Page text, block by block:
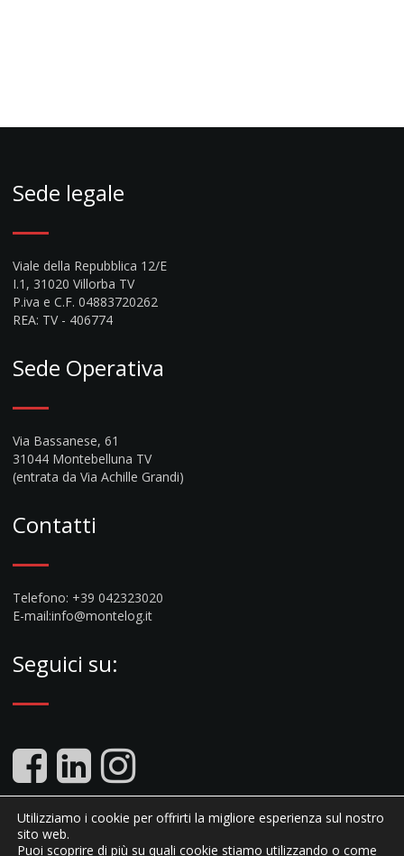
Sede legale
Viale della Repubblica 12/E
I.1, 31020 Villorba TV
P.iva e C.F. 04883720262
REA: TV - 406774
Sede Operativa
Via Bassanese, 61
31044 Montebelluna TV
(entrata da Via Achille Grandi)
Contatti
Telefono: +39 042323020
E-mail:info@montelog.it
Seguici su:
2021 Montelog srls All Rights Reserved. P.IVA 04883720262
Utilizziamo i cookie per offrirti la migliore esperienza sul nostro
sito web.
Puoi scoprire di più su quali cookie stiamo utilizzando o come